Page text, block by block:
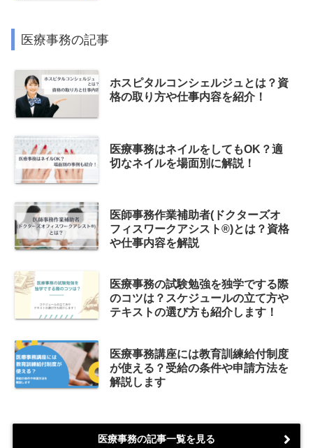
医療事務の記事
ホスピタルコンシェルジュとは？資
格の取り方や仕事内容を紹介！
医療事務はネイルをしてもOK？適
切なネイルを場面別に解説！
医師事務作業補助者(ドクターズオ
フィスワークアシスト®)とは？資格
や仕事内容を解説
医療事務の試験勉強を独学でする際
のコツは？スケジュールの立て方や
テキストの選び方も紹介します！
医療事務講座には教育訓練給付制度
が使える？受給の条件や申請方法を
解説します
医療事務の記事一覧を見る